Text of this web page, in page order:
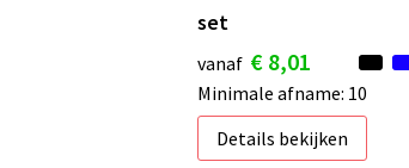
set
vanaf € 8,01
Minimale afname: 10
Details bekijken